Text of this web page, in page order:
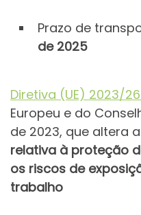
Prazo de
de 2025
Diretiva (UE) 2023/
Europeu e do
de 2023, que altera
relativa à proteção
os riscos de
trabalho